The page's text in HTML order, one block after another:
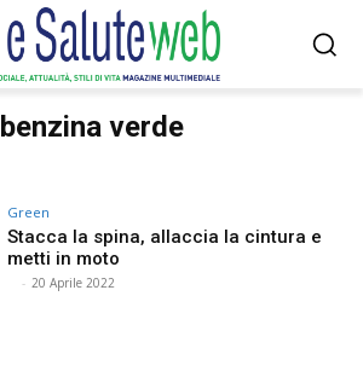
benzina verde
Green
Stacca la spina, allaccia la cintura e
metti in moto
- 20 Aprile 2022